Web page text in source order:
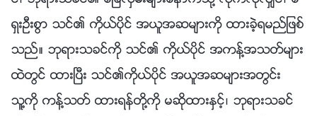
ရွးဦးစြာ သင္၏ ကိုယ္ပိုင္ အယူအဆမ်ားကို ထားခဲ့ရမည္ျဖစ္
သည္။ ဘုရားသခင္ကို သင္၏ ကိုယ္ပိုင္ အကန္႔အသတ္မ်ား
ထဲတြင္ ထားၿပီး သင္၏ကိုယ္ပိုင္ အယူအဆမ်ားအတြင္း
သူ႔ကို ကန္႔သတ္ ထားရန္တို႔ကို မဆိုထားႏွင့္၊ ဘုရားသခင္